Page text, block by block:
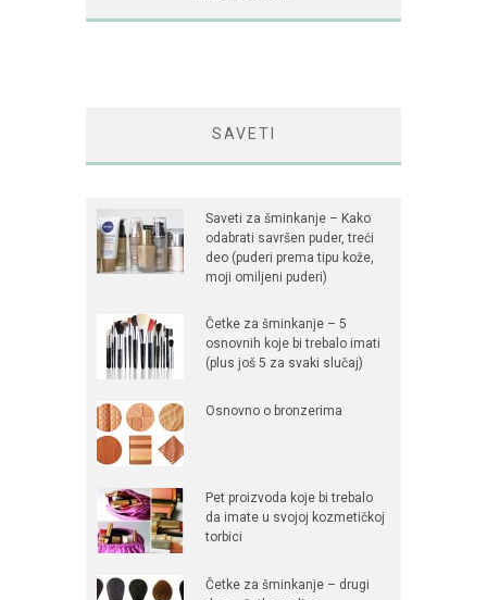
SAVETI
Saveti za šminkanje – Kako
odabrati savršen puder, treći
deo (puderi prema tipu kože,
moji omiljeni puderi)
Četke za šminkanje – 5
osnovnih koje bi trebalo imati
(plus još 5 za svaki slučaj)
Osnovno o bronzerima
Pet proizvoda koje bi trebalo
da imate u svojoj kozmetičkoj
torbici
Četke za šminkanje – drugi